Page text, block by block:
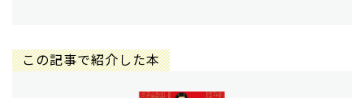
この記事で紹介した本